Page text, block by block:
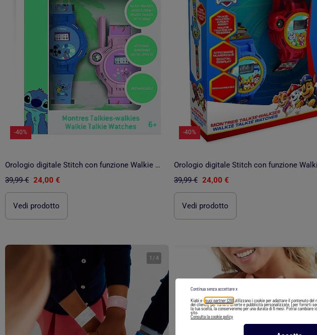
Kiabi e i suoi partner (29) utilizzano i cookie per adattare il contenuto
dei clienti), per fornirti offerte e pubblicità personalizzate, [per fornirti
la tua scelta, la conserveremo per una durata di 6 mesi. Potrai cambiare
sito.
Consulta la cookie policy
Continua senza accettare x
-40%
Orologio digitale Stitch con funzione Walkie Talkies, distanza fino a 200m
39,99 € 24,00 €
Vedi prodotto
-40%
39,99 € 24,00 €
Vedi prodotto
1 /4